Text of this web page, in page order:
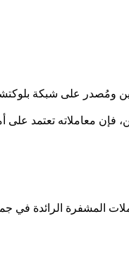
فإن معاملاته تعتمد على